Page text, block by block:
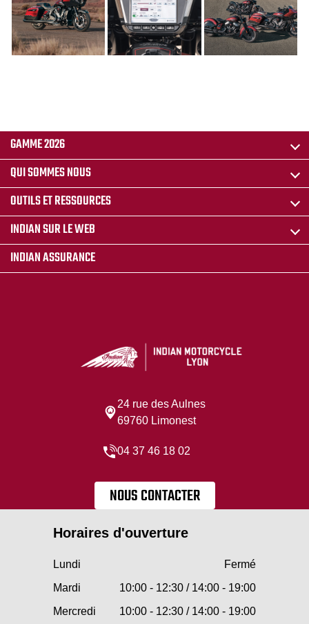
GAMME 2026
QUI SOMMES NOUS
OUTILS ET RESSOURCES
INDIAN SUR LE WEB
INDIAN ASSURANCE
24 rue des Aulnes
69760 Limonest
04 37 46 18 02
NOUS CONTACTER
Horaires d'ouverture
Lundi
Fermé
Mardi
10:00 - 12:30 / 14:00 - 19:00
Mercredi
10:00 - 12:30 / 14:00 - 19:00